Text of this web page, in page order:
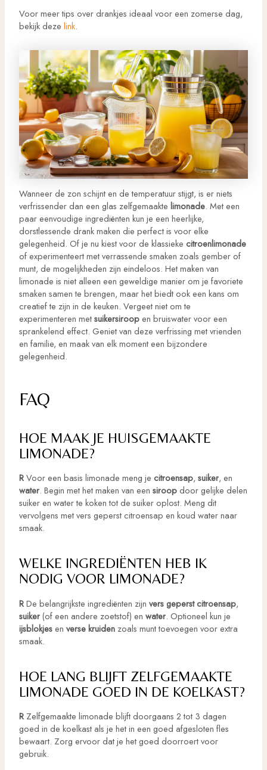
Voor meer tips over drankjes ideaal voor een zomerse dag,
bekijk deze link.
Wanneer de zon schijnt en de temperatuur stijgt, is er niets
verfrissender dan een glas zelfgemaakte limonade. Met een
paar eenvoudige ingrediënten kun je een heerlijke,
dorstlessende drank maken die perfect is voor elke
gelegenheid. Of je nu kiest voor de klassieke citroenlimonade
of experimenteert met verrassende smaken zoals gember of
munt, de mogelijkheden zijn eindeloos. Het maken van
limonade is niet alleen een geweldige manier om je favoriete
smaken samen te brengen, maar het biedt ook een kans om
creatief te zijn in de keuken. Vergeet niet om te
experimenteren metsuikersiroopen bruiswater voor een
sprankelend effect. Geniet van deze verfrissing met vrienden
en familie, en maak van elk moment een bijzondere
gelegenheid.
FAQ
HOE MAAK JE HUISGEMAAKTE
LIMONADE?
RVoor een basis limonade meng je citroensap, suiker, en
water. Begin met het maken van een siroopdoor gelijke delen
suiker en water te koken tot de suiker oplost. Meng dit
vervolgens met vers geperst citroensap en koud water naar
smaak.
WELKE INGREDIËNTEN HEB IK
NODIG VOOR LIMONADE?
RDe belangrijkste ingrediënten zijn vers geperst citroensap,
suiker(of een andere zoetstof) en water. Optioneel kun je
ijsblokjesen verse kruidenzoals munt toevoegen voor extra
smaak.
HOE LANG BLIJFT ZELFGEMAAKTE
LIMONADE GOED IN DE KOELKAST?
RZelfgemaakte limonade blijft doorgaans 2 tot 3 dagen
goed in de koelkast als je het in een goed afgesloten fles
bewaart. Zorg ervoor dat je het goed doorroert voor
gebruik.